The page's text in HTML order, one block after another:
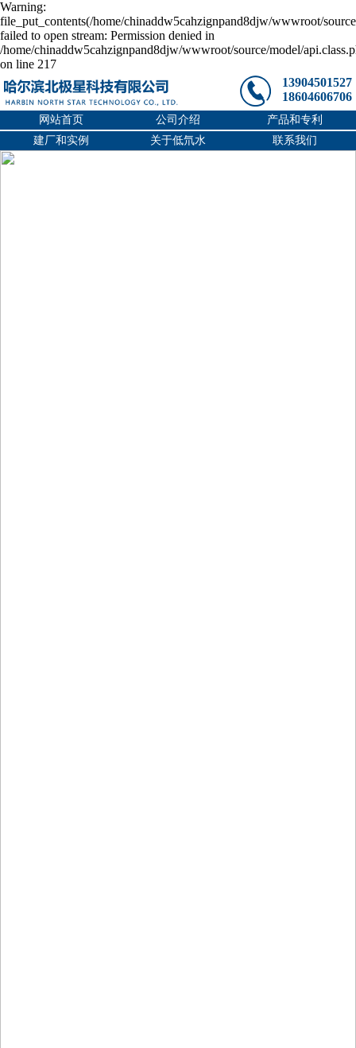
Warning:
file_put_contents(/home/chinaddw5cahzignpand8djw/wwwroot/
failed to open stream: Permission denied in
/home/chinaddw5cahzignpand8djw/wwwroot/source/model/
on line 217
13904501527
18604606706
网站首页 公司介绍
产品和专利
建厂和实例
关于低氘水 联系我们